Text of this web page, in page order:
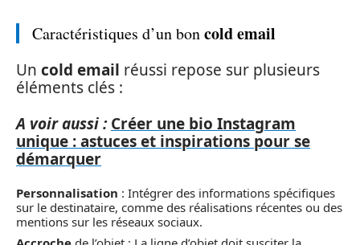
Caractéristiques d’un boncold email
Un cold email réussi repose sur plusieurs
éléments clés :
A voir aussi : Créer une bio Instagram
unique : astuces et inspirations pour se
démarquer
Personnalisation : Intégrer des informations spécifiques
sur le destinataire, comme des réalisations récentes ou des
mentions sur les réseaux sociaux.